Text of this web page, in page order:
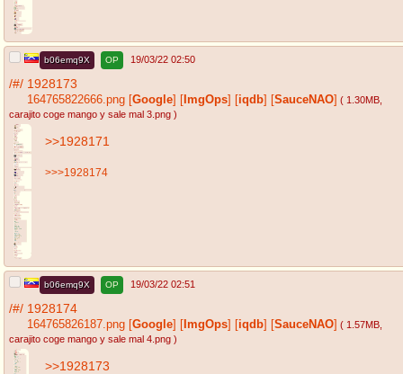
b06emq9X OP 19/03/22 02:50
/#/ 1928173
164765822666.png Google ImgOps iqdb SauceNAO ( 1.30MB
carajito coge mango y sale mal 3.png )
>>1928171
>>>1928174
b06emq9X OP 19/03/22 02:51
/#/ 1928174
164765826187.png Google ImgOps iqdb SauceNAO ( 1.57MB
carajito coge mango y sale mal 4.png )
>>1928173